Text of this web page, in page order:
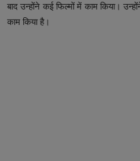
बाद उन्होंने कई फिल्मों में काम किया।
काम किया है।